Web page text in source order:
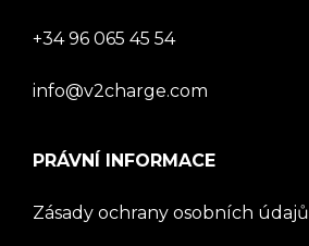
+34 96 065 45 54
info@v2charge.com
PRÁVNÍ INFORMACE
Zásady ochrany osobních údajů